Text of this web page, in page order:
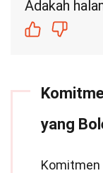
Adakah
yang